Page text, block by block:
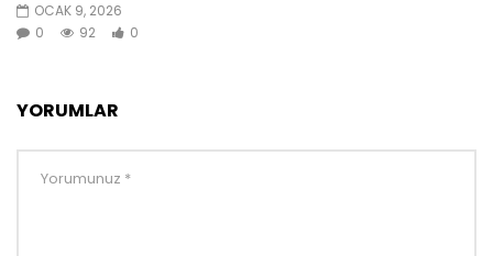
OCAK 9, 2026
0
92 0
YORUMLAR